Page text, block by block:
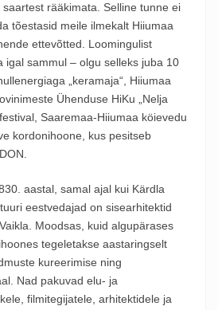
rääkimata. Selline tunne ei
tõestasid meile ilmekalt Hiiumaa
ettevõtted. Loomingulist
igal sammul – olgu selleks juba 10
„keramaja“, Hiiumaa
Ühenduse HiKu „Nelja
Saaremaa-Hiiumaa köievedu
kordonihoone, kus pesitseb
aastal, samal ajal kui Kärdla
eestvedajad on sisearhitektid
Moodsas, kuid algupärases
tegeletakse aastaringselt
kureerimise ning
Nad pakuvad elu- ja
filmitegijatele, arhitektidele ja